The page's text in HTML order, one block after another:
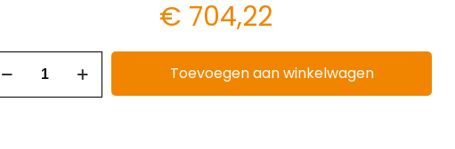
€ 704,22
Toevoegen aan winkelwagen